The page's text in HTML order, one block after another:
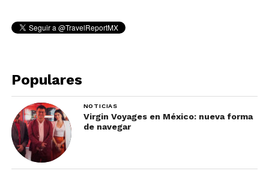
situación que viven en la ciudad.
pasar un Día de Muertos
increíble!
Populares
NOTICIAS
Virgin Voyages en México: nueva forma
de navegar